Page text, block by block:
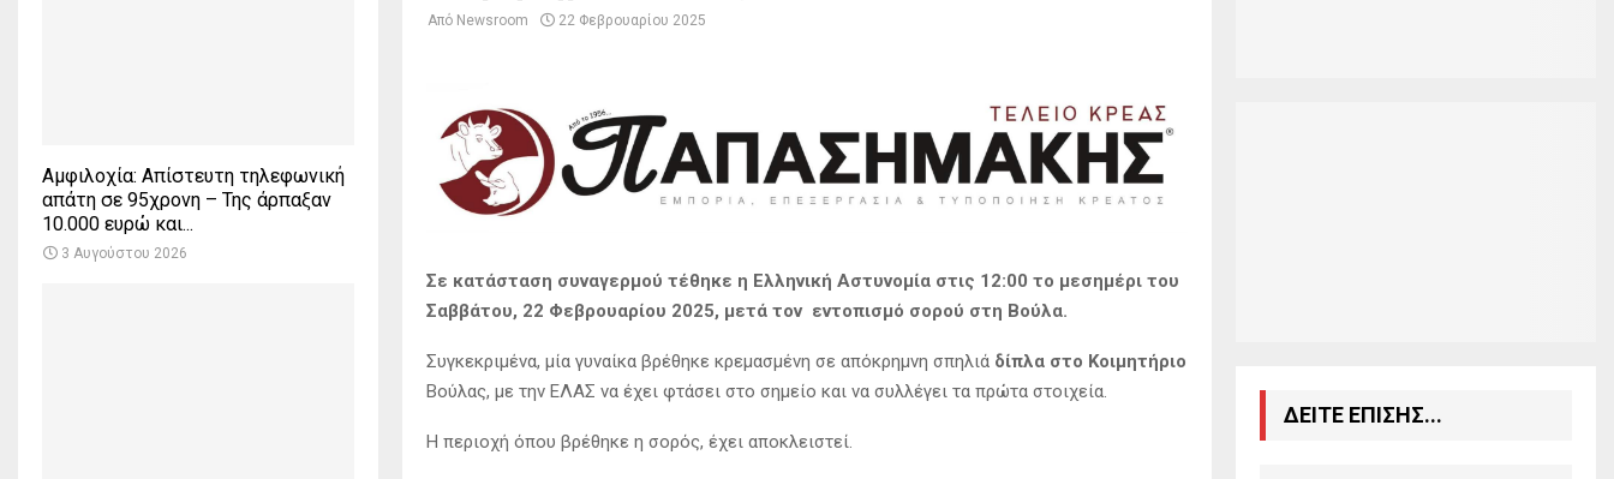
Από Newsroom 22 Φεβρουαρίου 2025
Σε κατάσταση συναγερμού τέθηκε η Ελληνική Αστυνομία στις 12:00 το μεσημέρι του
Σαββάτου, 22 Φεβρουαρίου 2025, μετά τον εντοπισμό σορού στη Βούλα.
Συγκεκριμένα, μία γυναίκα βρέθηκε κρεμασμένη σε απόκρημνη σπηλιά δίπλα στο Κοιμητήριο
Βούλας, με την ΕΛΑΣ να έχει φτάσει στο σημείο και να συλλέγει τα πρώτα στοιχεία.
Η περιοχή όπου βρέθηκε η σορός, έχει αποκλειστεί.
Αμφιλοχία: Απίστευτη τηλεφωνική
απάτη σε 95χρονη – Της άρπαξαν
10.000 ευρώ και...
3 Αυγούστου 2026
ΔΕΙΤΕ ΕΠΙΣΗΣ...